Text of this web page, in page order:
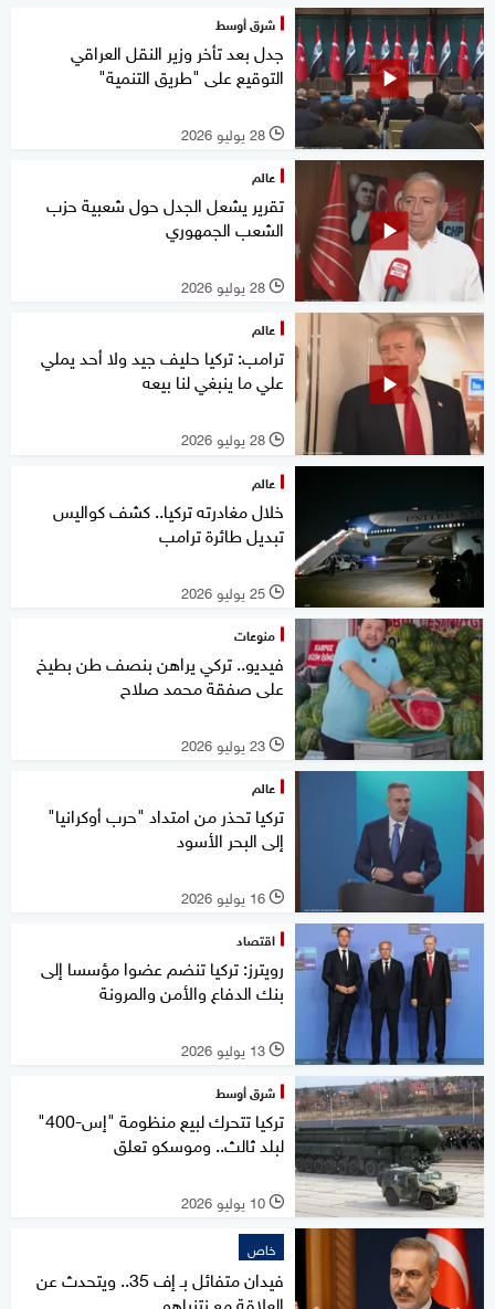
شرق أوسط
جدل بعد تأخر وزير النقل العراقي
التوقيع على "طريق التنمية"
l 28 يوليو 2026
عالم
تقرير يشعل الجدل حول شعبية حزب
الشعب الجمهوري
l 28 يوليو 2026
عالم
ترامب: تركيا حليف جيد ولا أحد يملي
علي ما ينبغي لنا بيعه
l 28 يوليو 2026
عالم
خلال مغادرته تركيا.. كشف كواليس
تبديل طائرة ترامب
l 25 يوليو 2026
منوعات
فيديو.. تركي يراهن بنصف طن بطيخ
على صفقة محمد صلاح
l 23 يوليو 2026
عالم
تركيا تحذر من امتداد "حرب أوكرانيا"
إلى البحر الأسود
l 16 يوليو 2026
اقتصاد
رويترز: تركيا تنضم عضوا مؤسسا إلى
بنك الدفاع والأمن والمرونة
l 13 يوليو 2026
شرق أوسط
تركيا تتحرك لبيع منظومة "إس-400"
لبلد ثالث.. وموسكو تعلق
l 10 يوليو 2026
خاص
فيدان متفائل بـ إف 35.. ويتحدث عن
العلاقة مع نتنياهو